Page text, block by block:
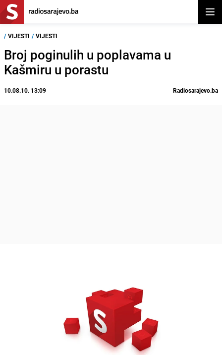
/ VIJESTI / VIJESTI
Broj poginulih u poplavama u
Kašmiru u porastu
10.08.10. 13:09 Radiosarajevo.ba